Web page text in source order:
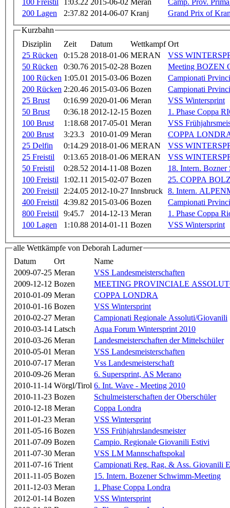
100 Freistil
1:03.22 2015-06-02 Meran
Camp. Prov.
200 Lagen
2:37.82 2014-06-07 Kranj
Grand Prix of
Kurzbahn
Disziplin
Zeit Datum Wettkampf Ort
25 Rücken
0:15.28 2018-01-06 MERAN
VSS
50 Rücken
0:30.76 2015-02-28 Bozen
Meeting BOZEN
100 Rücken 1:05.01 2015-03-06 Bozen
Campionati
200 Rücken 2:20.46 2015-03-06 Bozen
Campionati
25 Brust
0:16.99 2020-01-06 Meran
VSS Wintersprint
50 Brust
0:36.18 2012-12-15 Bozen
1. Phase Coppa
100 Brust
1:18.68 2017-05-01 Meran
VSS
200 Brust
3:23.3 2010-01-09 Meran
COPPA
25 Delfin
0:14.29 2018-01-06 MERAN
VSS
25 Freistil
0:13.65 2018-01-06 MERAN
VSS
50 Freistil
0:28.52 2014-11-08 Bozen
18. Intern.
100 Freistil
1:02.11 2015-02-07 Bozen
25. COPPA
200 Freistil
2:24.05 2012-10-27 Innsbruck 8. Intern.
400 Freistil
4:39.82 2015-03-06 Bozen
Campionati
800 Freistil
9:45.7 2014-12-13 Meran
1. Phase Coppa
100 Lagen
1:10.88 2014-01-11 Bozen VSS Wintersprint
alle Wettkämpfe von Deborah Ladurner
Datum
Ort
Name
2009-07-25 Meran
VSS Landesmeisterschaften
2009-12-12 Bozen
MEETING PROVINCIALE
2010-01-09 Meran
COPPA LONDRA
2010-01-16 Bozen
VSS Wintersprint
2010-02-27 Meran
Campionati Regionale Assoluti/Giovanili
2010-03-14 Latsch
Aqua Forum Wintersprint 2010
2010-03-26 Meran
Landesmeisterschaften der Mittelschüler
2010-05-01 Meran
VSS Landesmeisterschaften
2010-07-17 Meran
Vss Landesmeisterschaft
2010-09-26 Meran
6. Supersprint, AS Merano
2010-11-14 Wörgl/Tirol 6. Int. Wave - Meeting 2010
2010-11-23 Bozen
Schulmeisterschaften der Oberschüler
2010-12-18 Meran
Coppa Londra
2011-01-23 Meran
VSS Wintersprint
2011-05-16 Bozen
VSS Frühjahrslandesmeister
2011-07-09 Bozen
Campio. Regionale Giovanili Estivi
2011-07-30 Meran
VSS LM Mannschaftspokal
2011-07-16 Trient
Campionati Reg. Rag. & Ass. Giovanili
2011-11-05 Bozen
15. Intern. Bozener Schwimm-Meeting
2011-12-03 Meran
1. Phase Coppa Londra
2012-01-14 Bozen
VSS Wintersprint